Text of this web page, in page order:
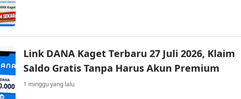
Link DANA Kaget Terbaru 27 Juli 2026, Klaim
Saldo Gratis Tanpa Harus Akun Premium
1 minggu yang lalu